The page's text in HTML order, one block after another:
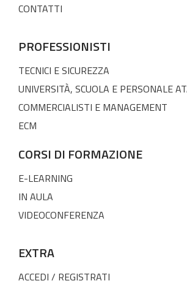
CONTATTI
PROFESSIONISTI
TECNICI E SICUREZZA
UNIVERSITÀ, SCUOLA E PERSONALE
COMMERCIALISTI E MANAGEMENT
ECM
CORSI DI FORMAZIONE
E-LEARNING
IN AULA
VIDEOCONFERENZA
EXTRA
ACCEDI / REGISTRATI